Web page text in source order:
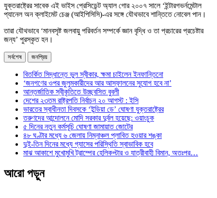
যুক্তরাষ্ট্রের সাবেক এই ভাইস প্রেসিডেন্ট অ্যাল গোর ২০০৭ সালে ‘ইন্টারগভর্নমেন্টাল
প্যানেল অন ক্লাইমেট চেঞ্জ (আইপিসিসি)-এর সঙ্গে যৌথভাবে শান্তিতে নোবেল পান।
তারা যৌথভাবে ‘মানবসৃষ্ট জলবায়ু পরিবর্তন সম্পর্কে জ্ঞান বৃদ্ধি ও তা প্রচারের প্রচেষ্টার
জন্য’ পুরস্কৃত হন।
সর্বশেষ জনপ্রিয়
বিতর্কিত সিদ্ধান্তে ভুল স্বীকার, ক্ষমা চাইলেন ইনফান্তিনো
‘জনগণের ওপর জুলুমকারীদের আর আস্ফালনের সুযোগ হবে না’
আন্তর্জাতিক স্বীকৃতিতে উচ্ছ্বসিত বুবলী
দেশের ২৩তম রাষ্ট্রপতি নির্বাচন ২০ আগস্ট : ইসি
ভারতের স্বাধীনতা দিবসকে ‘ইন্ডিয়া ডে’ ঘোষণা যুক্তরাষ্ট্রের
তরুণদের আন্দোলনে মোদি সরকার দুর্বল হয়েছে: ওয়াংচুক
৫ দিনের নতুন কর্মসূচি ঘোষণা জামায়াত জোটের
৪৮ ঘণ্টার মধ্যে ৬ জেলায় নিম্নাঞ্চল প্লাবিত হওয়ার শঙ্কা
দুই-তিন দিনের মধ্যে গ্যাসের পরিস্থিতি স্বাভাবিক হবে
মাঝ আকাশে মুখোমুখি ট্রাম্পের হেলিকপ্টার ও যাত্রীবাহী বিমান, অতঃপর…
আরো পড়ুন